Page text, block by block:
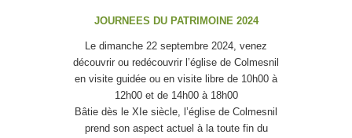
JOURNEES DU PATRIMOINE 2024
Le dimanche 22 septembre 2024, venez
découvrir ou redécouvrir l’église de Colmesnil
en visite guidée ou en visite libre de 10h00 à
12h00 et de 14h00 à 18h00
Bâtie dès le XIe siècle, l’église de Colmesnil
prend son aspect actuel à la toute fin du